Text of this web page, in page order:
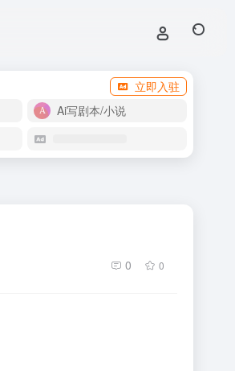
立即入驻
Ai写剧本/小说
0 0